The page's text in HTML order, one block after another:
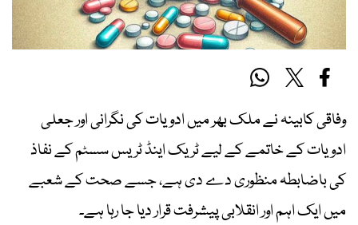
وفاقی کابینہ نے ملک بھر میں ادویات کی نگرانی اور جعلی
ادویات کے خاتمے کے لیے ٹریک اینڈ ٹریس سسٹم کے نفاذ
کی باضابطہ منظوری دے دی ہے، جسے صحت کے شعبے
میں ایک اہم اور انقلابی پیشرفت قرار دیا جا رہا ہے۔